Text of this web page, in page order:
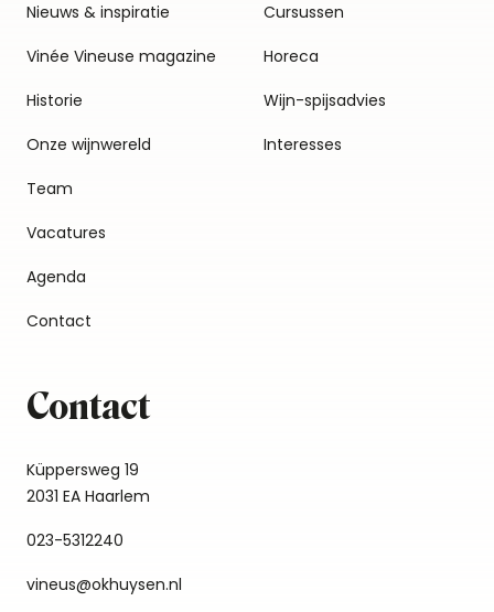
Nieuws & inspiratie
Vinée Vineuse magazine
Historie
Onze wijnwereld
Team
Vacatures
Agenda
Contact
Cursussen
Horeca
Wijn-spijsadvies
Interesses
Contact
Küppersweg 19
2031 EA Haarlem
023-5312240
vineus@okhuysen.nl